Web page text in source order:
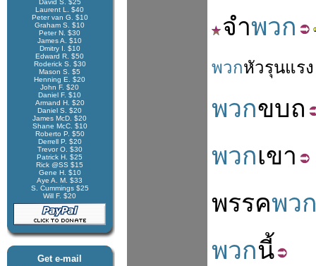
David S. $25
Laurent L. $40
Peter van G. $10
Graham S. $10
Peter N. $30
James A. $10
Dmitry I. $10
Edward R. $50
Roderick S. $30
Mason S. $5
Henning E. $20
John F. $20
Daniel F. $10
Armand H. $20
Daniel S. $20
James McD. $20
Shane McC. $10
Roberto P. $50
Derrell P. $20
Trevor O. $30
Patrick H. $25
Rick @SS $15
Gene H. $10
Aye A. M. $33
S. Cummings $25
Will F. $20
Get e-mail
จำพวก
พวกหัวรุนแรง
พวกขบถ
พวกเขา
พรรคพว
พวกนี้